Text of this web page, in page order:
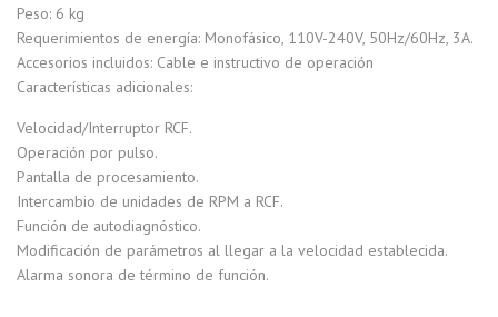
Peso: 6 kg
Requerimientos de energía: Monofásico, 110V-240V, 50Hz/60Hz, 3A.
Accesorios incluidos: Cable e instructivo de operación
Características adicionales:
Velocidad/Interruptor RCF.
Operación por pulso.
Pantalla de procesamiento.
Intercambio de unidades de RPM a RCF.
Función de autodiagnóstico.
Modificación de parámetros al llegar a la velocidad establecida.
Alarma sonora de término de función.